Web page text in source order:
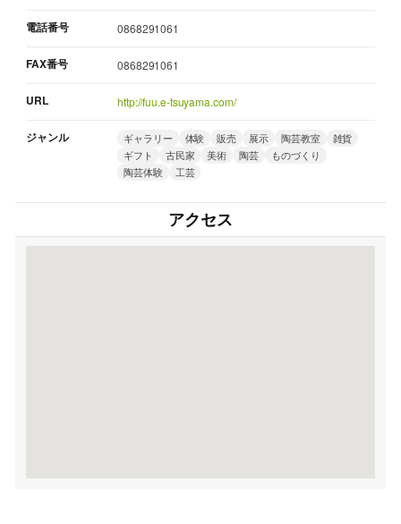
電話番号 0868291061
FAX番号 0868291061
URL http://fuu.e-tsuyama.com/
ジャンル ギャラリー 体験 販売 展示 陶芸教室
雑貨
ギフト
古民家 美術 陶芸
ものづくり
陶芸体験
工芸
アクセス